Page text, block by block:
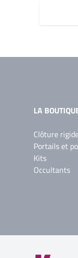
LA
Clôture
Portails et
Kits
Occultants